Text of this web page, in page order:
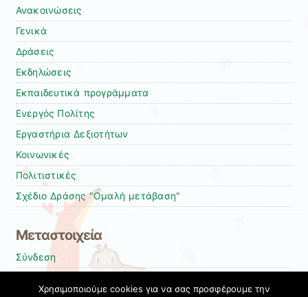
Ανακοινώσεις
Γενικά
Δράσεις
Εκδηλώσεις
Εκπαιδευτικά προγράμματα
Ενεργός Πολίτης
Εργαστήρια Δεξιοτήτων
Κοινωνικές
Πολιτιστικές
Σχέδιο Δράσης "Ομαλή μετάβαση"
Μεταστοιχεία
Σύνδεση
Χρησιμοποιούμε cookies για να σας προσφέρουμε την